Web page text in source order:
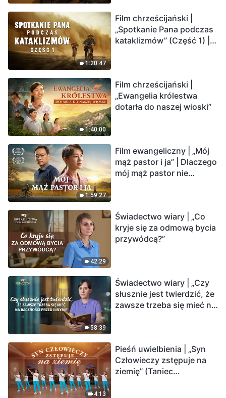
1:20:47
Film chrześcijański |
„Spotkanie Pana podczas
kataklizmów” (Część 1) |
1:40:00
Film chrześcijański |
„Ewangelia królestwa
dotarła do naszej wioski”
1:59:27
Film ewangeliczny | „Mój
mąż pastor i ja” | Dlaczego
mój mąż pastor nie
42:29
Świadectwo wiary | „Co
kryje się za odmową bycia
przywódcą?”
58:39
Świadectwo wiary | „Czy
słusznie jest twierdzić, że
zawsze trzeba się mieć na
4:13
Pieśń uwielbienia | „Syn
Człowieczy zstępuje na
ziemię” (Taniec